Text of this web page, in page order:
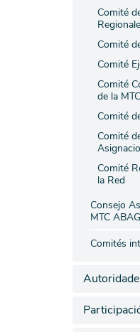
Comité
Comité
Comité
Comité
de la
Comité
Comité
Comité
la Red
Consejo
MTC ABAG
Comités